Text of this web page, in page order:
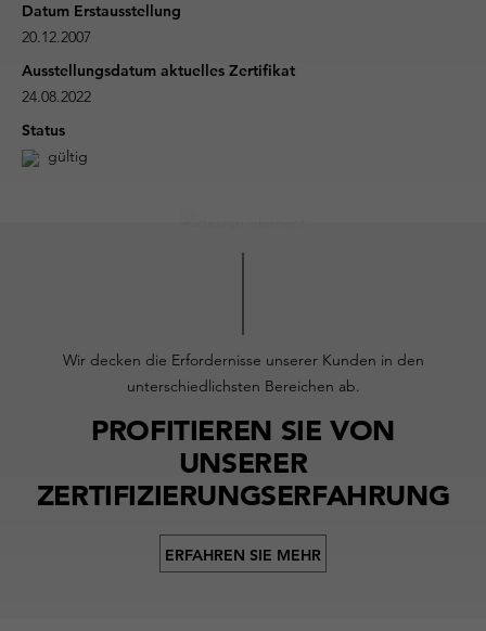
Datum Erstausstellung
20.12.2007
Ausstellungsdatum aktuelles Zertifikat
24.08.2022
Status
gültig
Wir decken die Erfordernisse unserer Kunden in den
unterschiedlichsten Bereichen ab.
PROFITIEREN SIE VON
UNSERER
ZERTIFIZIERUNGSERFAHRUNG
ERFAHREN SIE MEHR